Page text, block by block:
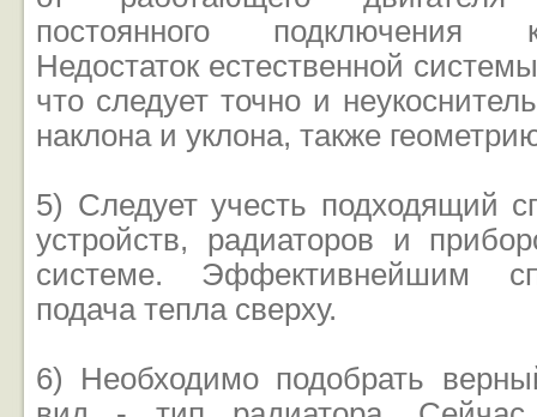
постоянного подключения
Недостаток естественной
что следует точно и
наклона и уклона, также
5) Следует учесть подходящий
устройств, радиаторов и
системе. Эффективнейшим
подача тепла сверху.
6) Необходимо подобрать